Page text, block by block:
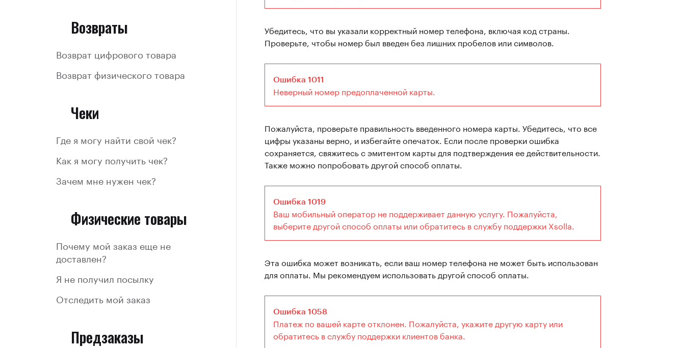
Возвраты
Возврат цифрового товара
Возврат физического товара
Чеки
Где я могу найти свой чек?
Как я могу получить чек?
Зачем мне нужен чек?
Физические товары
Почему мой заказ еще не
доставлен?
Я не получил посылку
Отследить мой заказ
Предзаказы
Убедитесь, что вы указали корректный номер телефона, включая код страны.
Проверьте, чтобы номер был введен без лишних пробелов или символов.
Ошибка 1011
Неверный номер предоплаченной карты.
Пожалуйста, проверьте правильность введенного номера карты. Убедитесь, что все
цифры указаны верно, и избегайте опечаток. Если после проверки ошибка
сохраняется, свяжитесь с эмитентом карты для подтверждения ее действительности.
Также можно попробовать другой способ оплаты.
Ошибка 1019
Ваш мобильный оператор не поддерживает данную услугу. Пожалуйста,
выберите другой способ оплаты или обратитесь в службу поддержки Xsolla.
Эта ошибка может возникать, если ваш номер телефона не может быть использован
для оплаты. Мы рекомендуем использовать другой способ оплаты.
Ошибка 1058
Платеж по вашей карте отклонен. Пожалуйста, укажите другую карту или
обратитесь в службу поддержки клиентов банка.